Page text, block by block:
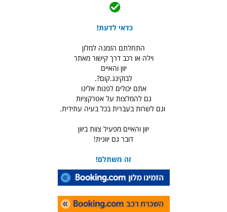
כדאי לדעת!
התחלתם הזמנה למלון
וילה או רכב דרך קישור מאתר
יוון והאיים
לבוקינג.קום?.
אתם יכולים לפנות אלינו
גם להמלצות על אטרקציות
וגם לשרות בעברית בכל בעיה עתידית.
יוון והאיים מפעיל צוות ביוון
דובר גם יוונית!
זה משתלם!